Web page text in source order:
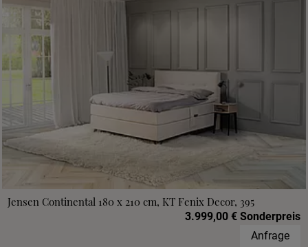
Jensen Continental 180 x 210 cm, KT Fenix Decor, 395
3.999,00 € Sonderpreis
Anfrage